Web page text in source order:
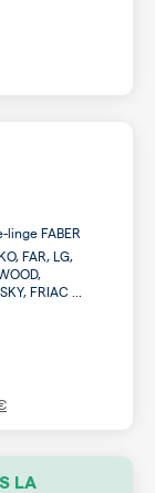
FABER
FAR, LG,
FRIAC ...
LA